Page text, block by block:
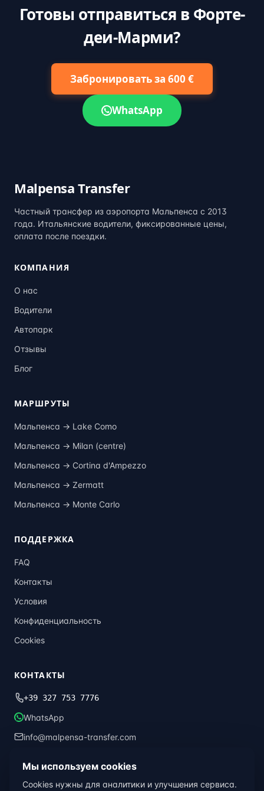
Готовы отправиться в Форте-
деи-Марми?
Забронировать за 600 €
WhatsApp
Malpensa Transfer
Частный трансфер из аэропорта Мальпенса с 2013
года. Итальянские водители, фиксированные цены,
оплата после поездки.
КОМПАНИЯ
О нас
Водители
Автопарк
Отзывы
Блог
МАРШРУТЫ
Мальпенса → Lake Como
Мальпенса → Milan (centre)
Мальпенса → Cortina d'Ampezzo
Мальпенса → Zermatt
Мальпенса → Monte Carlo
ПОДДЕРЖКА
FAQ
Контакты
Условия
Конфиденциальность
Cookies
КОНТАКТЫ
+39 327 753 7776
WhatsApp
info@malpensa-transfer.com
© 2013–2026 Malpensa Transfer · Global Transfer Italia ·Милан,
Мы используем cookies
Cookies нужны для аналитики и улучшения сервиса.